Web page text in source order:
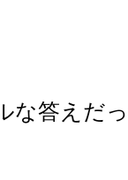
な答えだ